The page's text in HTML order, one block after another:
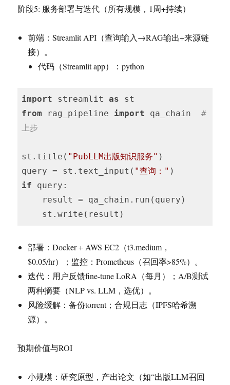
阶段5: 服务部署与迭代（所有规模，1周+持续）
前端：Streamlit API（查询输入→RAG输出+来源链
接）。
代码（Streamlit app）：python
import streamlit as
from rag_pipeline import qa_chain #
上步
st.title( "PubLLM出版知识服务" )
query = st.text_input( "查询："
if query:
    st.write(result)
部署：Docker + AWS EC2（t3.medium，
$0.05/hr）；监控：Prometheus（召回率>85%）。
迭代：用户反馈fine-tune LoRA（每月）；A/B测试
两种摘要（NLP vs. LLM，选优）。
风险缓解：备份torrent；合规日志（IPFS哈希溯
源）。
预期价值与ROI
小规模：研究原型，产出论文（如“出版LLM召回